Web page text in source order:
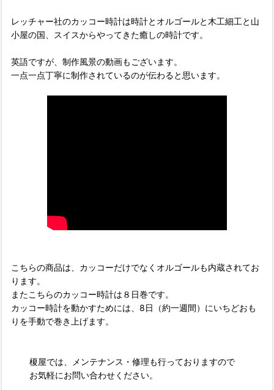
レッチャー社のカッコー時計は時計とオルゴールと木工細工と山
小屋の国、スイスからやってきた癒しの時計です。
英語ですが、制作風景の動画もございます。
一点一点丁寧に制作されているのが伝わると思います。
こちらの商品は、カッコーだけでなくオルゴールも内蔵されてお
ります。
またこちらのカッコー時計は８日巻です。
カッコー時計を動かすためには、8日（約一週間）にいちどおも
りを手動で巻き上げます。
榎屋では、メンテナンス・修理も行っておりますので
お気軽にお問い合わせください。